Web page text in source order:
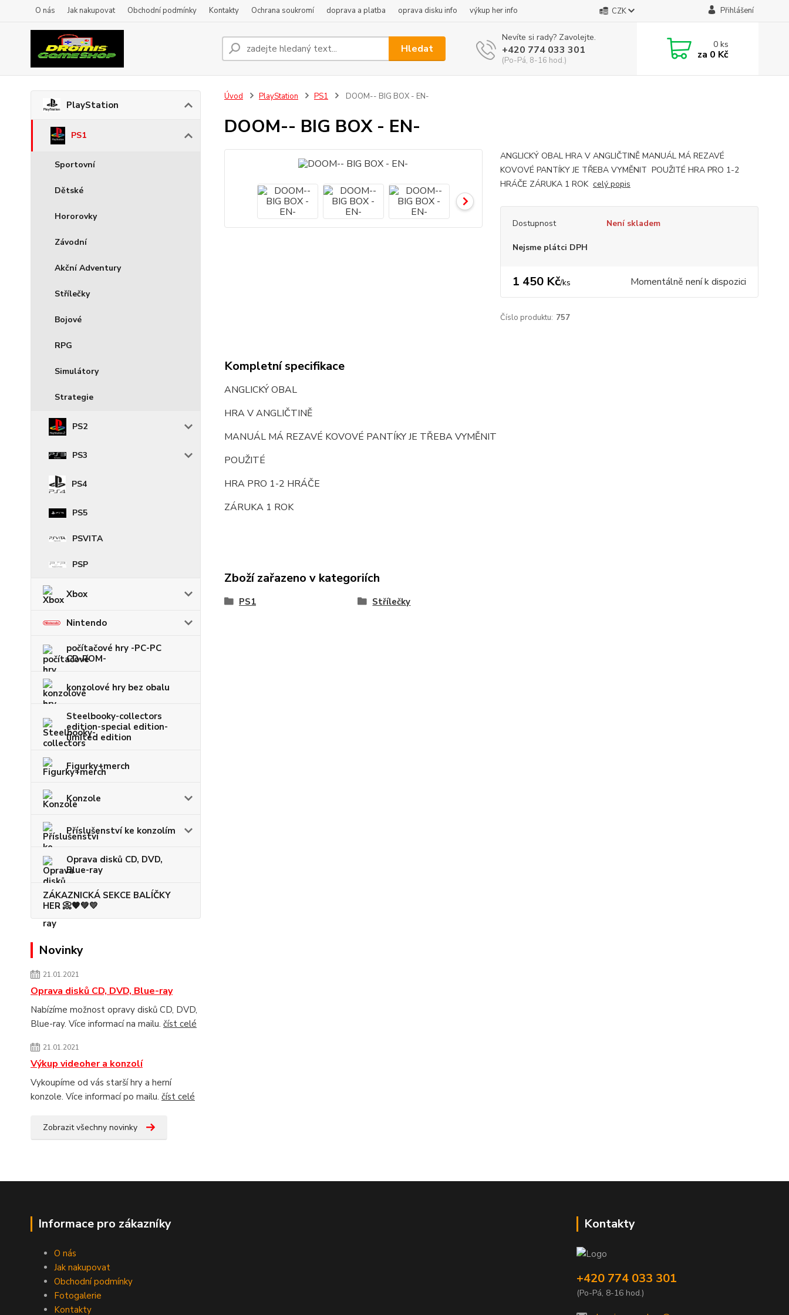
O nás Jak nakupovat Obchodní podmínky Kontakty Ochrana soukromí doprava a platba oprava disku info výkup her info CZK Přihlášení
Hledat
Nevíte si rady? Zavolejte.
+420 774 033 301
(Po-Pá, 8-16 hod.)
0ks
za 0 Kč
PlayStation
PS1
Sportovní
Dětské
Hororovky
Závodní
Akční Adventury
Střílečky
Bojové
RPG
Simulátory
Strategie
PS2
PS3
PS4
PS5
PSVITA
PSP
Xbox
Nintendo
počítačové hry -PC-PC
CD-ROM-
konzolové hry bez obalu
Steelbooky-collectors
edition-special edition-
limited edition
Figurky+merch
Konzole
Příslušenství ke konzolím
Oprava disků CD, DVD,
Blue-ray
ZÁKAZNICKÁ SEKCE BALÍČKY
HER 📀🧡💚💛
Novinky
21.01.2021
Oprava disků CD, DVD, Blue-ray
Nabízíme možnost opravy disků CD, DVD,
Blue-ray. Více informací na mailu. číst celé
21.01.2021
Výkup videoher a konzolí
Vykoupíme od vás starší hry a herní
konzole. Více informací po mailu. číst celé
Zobrazit všechny novinky
Úvod PlayStation PS1 DOOM-- BIG BOX - EN-
DOOM-- BIG BOX - EN-
ANGLICKÝ OBAL HRA V ANGLIČTINĚ MANUÁL MÁ REZAVÉ
KOVOVÉ PANTÍKY JE TŘEBA VYMĚNIT POUŽITÉ HRA PRO 1-2
HRÁČE ZÁRUKA 1 ROK celý popis
Dostupnost Není skladem
Nejsme plátci DPH
1 450 Kč/ks Momentálně není k dispozici
Číslo produktu: 757
Kompletní specifikace
ANGLICKÝ OBAL
HRA V ANGLIČTINĚ
MANUÁL MÁ REZAVÉ KOVOVÉ PANTÍKY JE TŘEBA VYMĚNIT
POUŽITÉ
HRA PRO 1-2 HRÁČE
ZÁRUKA 1 ROK
Zboží zařazeno v kategoriích
PS1 Střílečky
Informace pro zákazníky
O nás
Jak nakupovat
Obchodní podmínky
Fotogalerie
Kontakty
Kontakty
+420 774 033 301
(Po-Pá, 8-16 hod.)